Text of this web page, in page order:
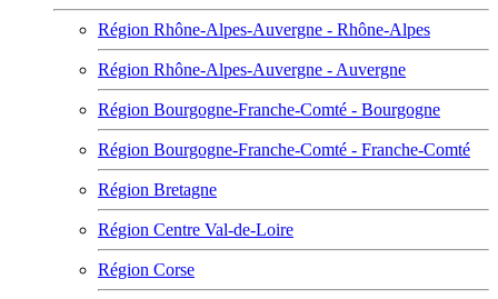
Région Rhône-Alpes-Auvergne - Rhône-Alpes
Région Rhône-Alpes-Auvergne - Auvergne
Région Bourgogne-Franche-Comté - Bourgogne
Région Bourgogne-Franche-Comté - Franche-Comté
Région Bretagne
Région Centre Val-de-Loire
Région Corse